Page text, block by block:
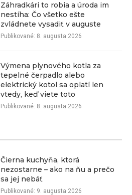
Záhradkári to robia a úroda im
nestíha: Čo všetko ešte
zvládnete vysadiť v auguste
Publikované: 8. augusta 2026
Výmena plynového kotla za
tepelné čerpadlo alebo
elektrický kotol sa oplatí len
vtedy, keď viete toto
Publikované: 8. augusta 2026
Čierna kuchyňa, ktorá
nezostarne – ako na ňu a prečo
sa jej nebáť
Publikované: 9. augusta 2026